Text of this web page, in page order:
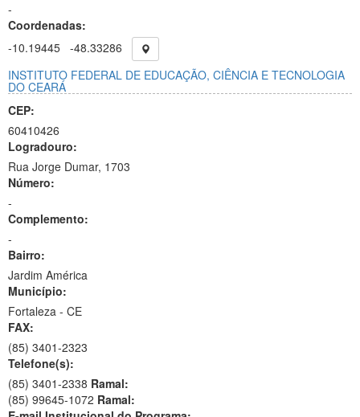
-
Coordenadas:
-10.19445 -48.33286
INSTITUTO FEDERAL DE EDUCAÇÃO, CIÊNCIA E TECNOLOGIA
DO CEARÁ
CEP:
60410426
Logradouro:
Rua Jorge Dumar, 1703
Número:
-
Complemento:
-
Bairro:
Jardim América
Município:
Fortaleza - CE
FAX:
(85) 3401-2323
Telefone(s):
(85) 3401-2338 Ramal:
(85) 99645-1072 Ramal: